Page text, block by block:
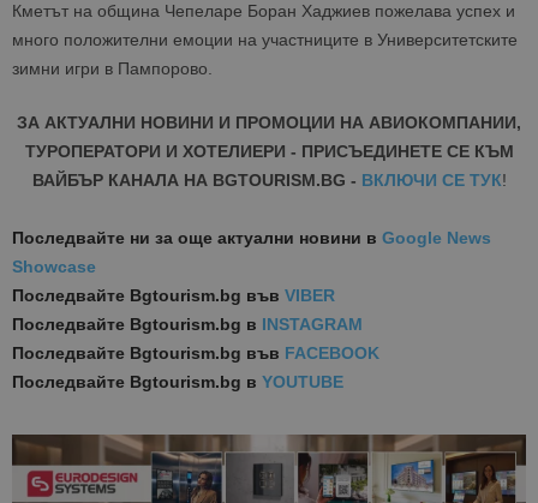
Кметът на община Чепеларе Боран Хаджиев пожелава успех и
много положителни емоции на участниците в Университетските
зимни игри в Пампорово.
ЗА АКТУАЛНИ НОВИНИ И ПРОМОЦИИ НА АВИОКОМПАНИИ,
ТУРОПЕРАТОРИ И ХОТЕЛИЕРИ - ПРИСЪЕДИНЕТЕ СЕ КЪМ
ВАЙБЪР КАНАЛА НА BGTOURISM.BG - ВКЛЮЧИ СЕ ТУК!
Последвайте ни за още актуални новини в Google News
Showcase
Последвайте Bgtourism.bg във VIBER
Последвайте Bgtourism.bg в INSTAGRAM
Последвайте Bgtourism.bg във FACEBOOK
Последвайте Bgtourism.bg в YOUTUBE